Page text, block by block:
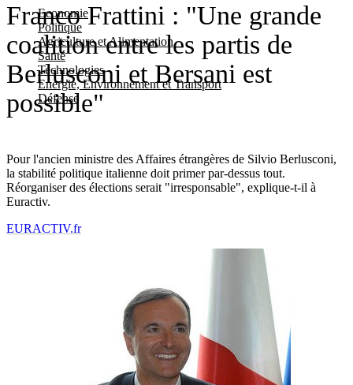
Economie
Politique
Agriculture et Alimentation
Santé
Technologies
Energie, Environnement et Transport
Défense
Franco Frattini : "Une grande
coalition entre les partis de
Berlusconi et Bersani est
possible"
Pour l'ancien ministre des Affaires étrangères de Silvio Berlusconi,
la stabilité politique italienne doit primer par-dessus tout.
Réorganiser des élections serait "irresponsable", explique-t-il à
Euractiv.
EURACTIV.fr